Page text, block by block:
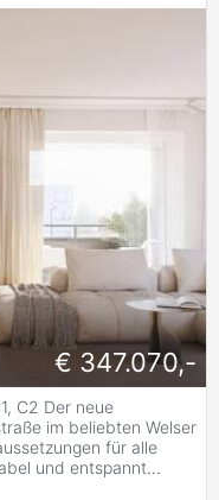
€ 347.070,-
C2 Der neue
im beliebten Welser
für alle
und entspannt...